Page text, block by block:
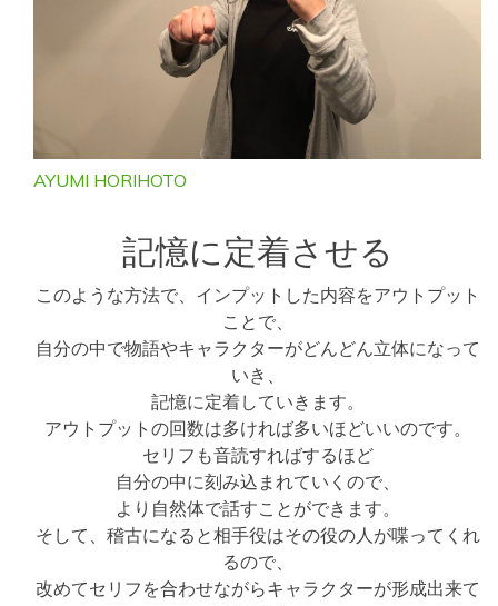
AYUMI HORIHOTO
記憶に定着させる
このような方法で、インプットした内容をアウトプット
ことで、
自分の中で物語やキャラクターがどんどん立体になって
いき、
記憶に定着していきます。
アウトプットの回数は多ければ多いほどいいのです。
セリフも音読すればするほど
自分の中に刻み込まれていくので、
より自然体で話すことができます。
そして、稽古になると相手役はその役の人が喋ってくれ
るので、
改めてセリフを合わせながらキャラクターが形成出来て